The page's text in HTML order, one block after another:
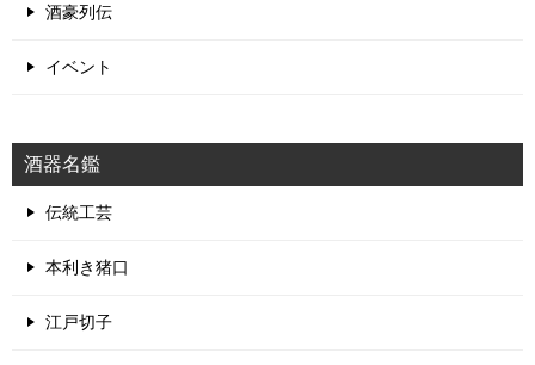
酒豪列伝
イベント
酒器名鑑
伝統工芸
本利き猪口
江戸切子